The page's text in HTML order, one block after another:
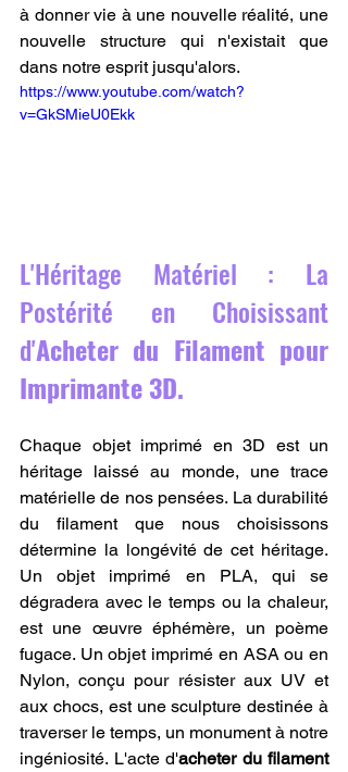
à donner vie à une nouvelle réalité, une
nouvelle structure qui n'existait que
dans notre esprit jusqu'alors.
https://www.youtube.com/watch?
v=GkSMieU0Ekk
L'Héritage Matériel : La
Postérité en Choisissant
d'Acheter du Filament pour
Imprimante 3D.
Chaque objet imprimé en 3D est un
héritage laissé au monde, une trace
matérielle de nos pensées. La durabilité
du filament que nous choisissons
détermine la longévité de cet héritage.
Un objet imprimé en PLA, qui se
dégradera avec le temps ou la chaleur,
est une œuvre éphémère, un poème
fugace. Un objet imprimé en ASA ou en
Nylon, conçu pour résister aux UV et
aux chocs, est une sculpture destinée à
traverser le temps, un monument à notre
ingéniosité. L'acte d'acheter du filament